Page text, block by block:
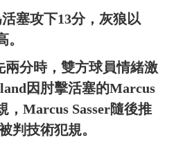
塞攻下13分，灰狼以
兩分時，雙方球員情緒激
因肘擊活塞的Marcus
，Marcus Sasser隨後推
判技術犯規。